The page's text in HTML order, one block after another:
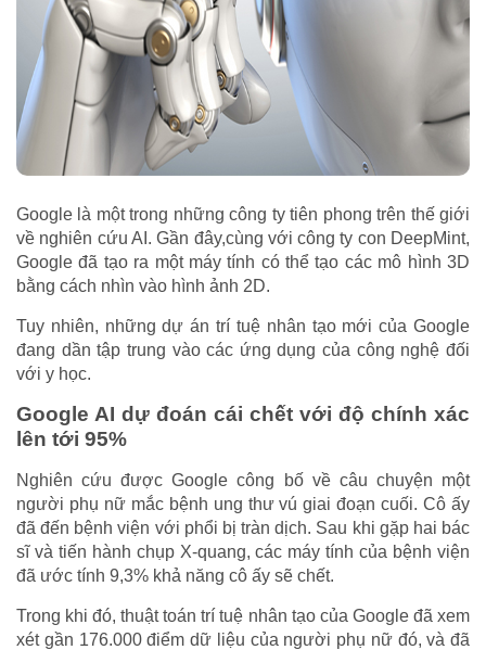
Google là một trong những công ty tiên phong trên thế giới
về nghiên cứu AI. Gần đây,cùng với công ty con DeepMint,
Google đã tạo ra một máy tính có thể tạo các mô hình 3D
bằng cách nhìn vào hình ảnh 2D.
Tuy nhiên, những dự án trí tuệ nhân tạo mới của Google
đang dần tập trung vào các ứng dụng của công nghệ đối
với y học.
Google AI dự đoán cái chết với độ chính xác
lên tới 95%
Nghiên cứu được Google công bố về câu chuyện một
người phụ nữ mắc bệnh ung thư vú giai đoạn cuối. Cô ấy
đã đến bệnh viện với phổi bị tràn dịch. Sau khi gặp hai bác
sĩ và tiến hành chụp X-quang, các máy tính của bệnh viện
đã ước tính 9,3% khả năng cô ấy sẽ chết.
Trong khi đó, thuật toán trí tuệ nhân tạo của Google đã xem
xét gần 176.000 điểm dữ liệu của người phụ nữ đó, và đã